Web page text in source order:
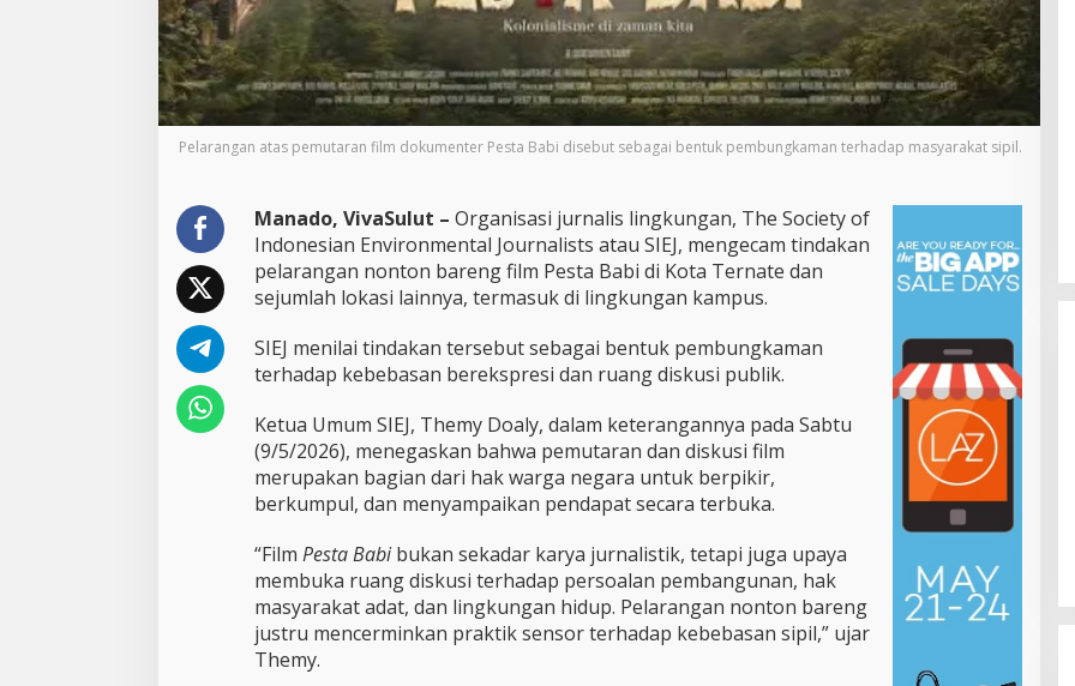
P
e
s
t
a
B
i
B
e
n
t
k
P
e
b
u
n
g
k
m
a
n
R
u
Pelarangan atas pemutaran film dokumenter Pesta Babi disebut sebagai bentuk pembungkaman terhadap masyarakat sipil.
Manado, VivaSulut – Organisasi jurnalis lingkungan, The Society of
Indonesian Environmental Journalists atau SIEJ, mengecam tindakan
pelarangan nonton bareng film Pesta Babi di Kota Ternate dan
sejumlah lokasi lainnya, termasuk di lingkungan kampus.
SIEJ menilai tindakan tersebut sebagai bentuk pembungkaman
terhadap kebebasan berekspresi dan ruang diskusi publik.
Ketua Umum SIEJ, Themy Doaly, dalam keterangannya pada Sabtu
(9/5/2026), menegaskan bahwa pemutaran dan diskusi film
merupakan bagian dari hak warga negara untuk berpikir,
berkumpul, dan menyampaikan pendapat secara terbuka.
“Film Pesta Babibukan sekadar karya jurnalistik, tetapi juga upaya
membuka ruang diskusi terhadap persoalan pembangunan, hak
masyarakat adat, dan lingkungan hidup. Pelarangan nonton bareng
justru mencerminkan praktik sensor terhadap kebebasan sipil,” ujar
Themy.
Gubernur Yulius Selvanus Perkuat
Layanan Kesehatan Sulut,
Resmikan Unit Hemodialisis dan
Dorong RSUD Bitung Naik Tipe C
Juli 12, 2026